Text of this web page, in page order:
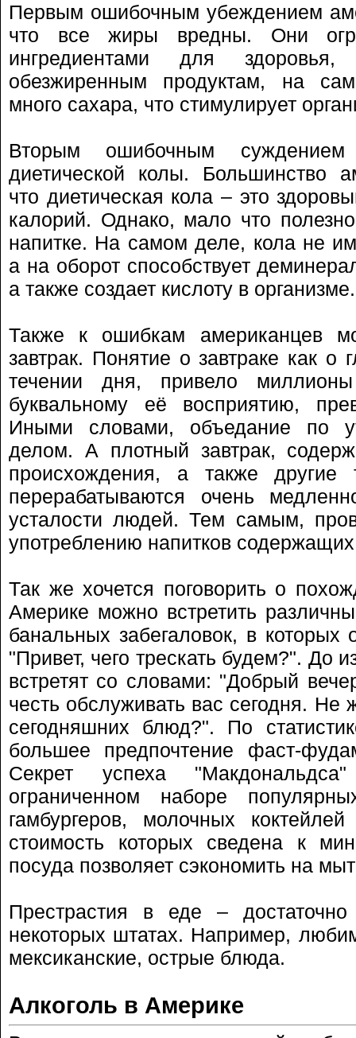
Первым ошибочным убеждением
что все жиры вредны. Они
ингредиентами для здоровья,
обезжиренным продуктам, на
много сахара, что стимулирует
Вторым ошибочным
диетической колы. Большинство
что диетическая кола – это
калорий. Однако, мало что
напитке. На самом деле, кола не
а на оборот способствует
а также создает кислоту в организме.
Также к ошибкам американцев
завтрак. Понятие о завтраке как
течении дня, привело
буквальному её восприятию,
Иными словами, объедание по
делом. А плотный завтрак,
происхождения, а также другие
перерабатываются очень
усталости людей. Тем самым,
употреблению напитков
Так же хочется поговорить о
Америке можно встретить
банальных забегаловок, в
"Привет, чего трескать будем?". До
встретят со словами: "Добрый
честь обслуживать вас сегодня. Не
сегодняшних блюд?". По
большее предпочтение фаст-
Секрет успеха
ограниченном наборе
гамбургеров, молочных
стоимость которых сведена к
посуда позволяет сэкономить на
Престрастия в еде –
некоторых штатах. Например,
мексиканские, острые блюда.
Алкоголь в Америке